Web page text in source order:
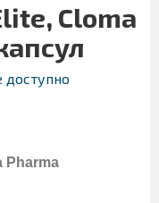
Cloma
доступно
Pharma